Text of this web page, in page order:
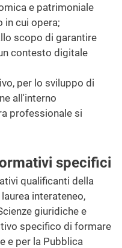
e patrimoniale
in cui opera;
scopo di garantire
contesto digitale
per lo sviluppo di
all'interno
professionale si
specifici
qualificanti della
interateneo,
giuridiche e
specifico di formare
e per la Pubblica